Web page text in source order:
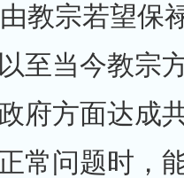
教宗若望保
至当今教宗
府方面达成
常问题时，